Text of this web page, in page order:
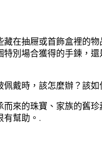
藏在抽屜或首飾盒裡的
特別場合獲得的手鍊，
戴時，該怎麼辦？該
而來的珠寶、家族的舊
有幫助。.